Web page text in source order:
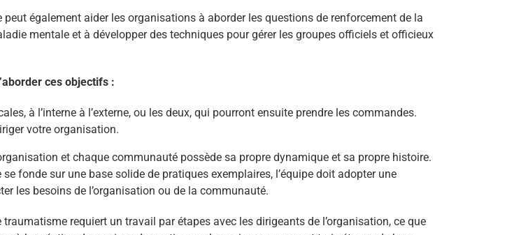
également aider les organisations à aborder les questions de renforcement de la
mentale et à développer des techniques pour gérer les groupes officiels et officieux
ces objectifs :
à l’interne à l’externe, ou les deux, qui pourront ensuite prendre les commandes.
votre organisation.
et chaque communauté possède sa propre dynamique et sa propre histoire.
fonde sur une base solide de pratiques exemplaires, l’équipe doit adopter une
les besoins de l’organisation ou de la communauté.
requiert un travail par étapes avec les dirigeants de l’organisation, ce que